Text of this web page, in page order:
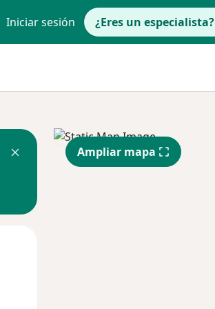
Iniciar sesión ¿Eres un especialista?
Ampliar mapa